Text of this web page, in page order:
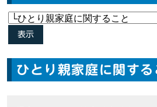
表示
ひとり親家庭に関する